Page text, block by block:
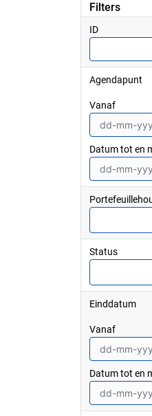
Filters
ID
Agendapunt
vanaf
Datum tot en
Status
Einddatum
vanaf
Datum tot en